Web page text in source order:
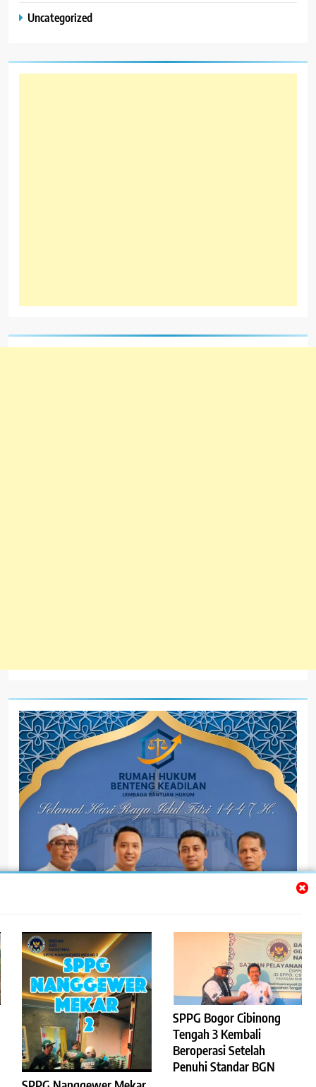
SPPG Bogor Cibinong
Tengah 3 Kembali
Beroperasi Setelah
Penuhi Standar BGN
Uncategorized
@bentengkedilannew
Trendy News - News WordPress Theme. All Rights Reserved 2026.